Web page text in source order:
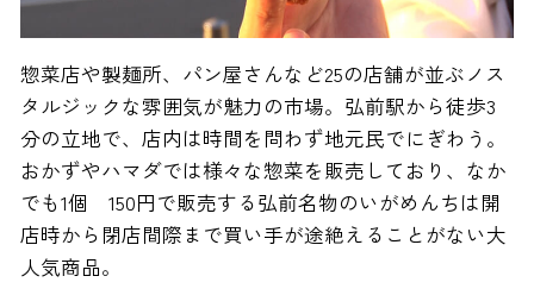
惣菜店や製麺所、パン屋さんなど25の店舗が並ぶノス
タルジックな雰囲気が魅力の市場。弘前駅から徒歩3
分の立地で、店内は時間を問わず地元民でにぎわう。
おかずやハマダでは様々な惣菜を販売しており、なか
でも1個 150円で販売する弘前名物のいがめんちは開
店時から閉店間際まで買い手が途絶えることがない大
人気商品。